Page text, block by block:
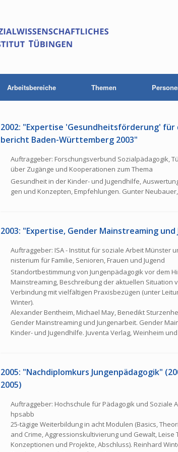
Arbeitsbereiche Themen
2002: "Expertise 'Ge­sund­heits­för­de­rung'
be­richt Ba­den-Würt­tem­berg 2003"
Auftraggeber: For­schungs­ver­bund So­zi­al­päd­ago­gik,
über Zugänge und Kooperationen zum Thema
Gesundheit in der Kinder- und Jugendhilfe,
gen und Konzepten, Empfehlungen. Gunter
2003: "Expertise‚ Gender Mainstreaming
Auftraggeber: ISA - Institut für soziale Arbeit Münster
nis­te­ri­um für Familie, Senioren, Frauen und Jugend
Stand­ort­be­stim­mung von Jun­gen­päd­ago­gik vor dem
Mainstreaming, Beschreibung der aktuellen Situation
Verbindung mit vielfältigen Praxisbezügen (unter
Winter).
Alexander Bentheim, Michael May, Benedikt
Gender Mainstreaming und Jungenarbeit. Gender
Kinder- und Jugendhilfe. Juventa Verlag, Weinheim
2005: "Nach­di­plom­kurs Jun­gen­päd­ago­gik"
2005)
Auftraggeber: Hochschule für Pädagogik und Soziale
hpsabb
25-tägige Weiterbildung in acht Modulen (Basics,
and Crime, Ag­gres­si­ons­kul­ti­vie­rung und Gewalt, Leise
Konzeptionen und Projekte, Abschluss). Reinhard